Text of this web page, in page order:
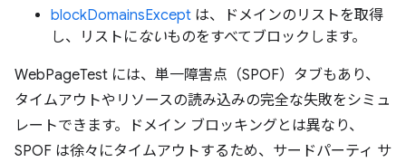
blockDomainsExcept は、ドメインのリストを取得
し、リストにないものをすべてブロックします。
WebPageTest には、単一障害点（SPOF）タブもあり、
タイムアウトやリソースの読み込みの完全な失敗をシミュ
レートできます。ドメイン ブロッキングとは異なり、
SPOF は徐々にタイムアウトするため、サードパーティ サ